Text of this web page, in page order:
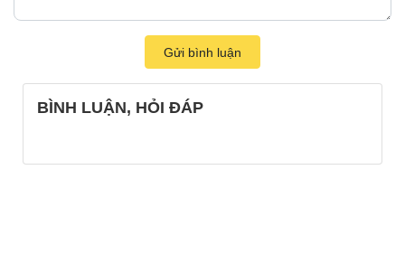
Gửi bình luận
BÌNH LUẬN, HỎI ĐÁP